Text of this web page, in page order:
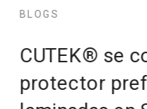
BLOGS
CUTEK® se
protector